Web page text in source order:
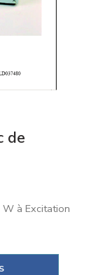
de
W à Excitation